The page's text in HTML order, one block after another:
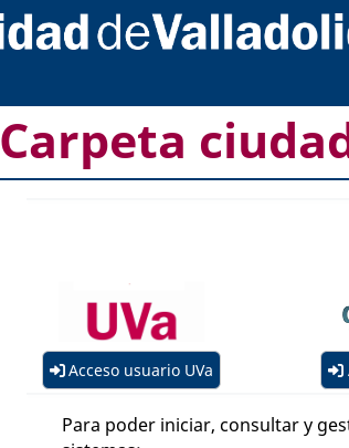
Carpeta
Acceso usuario UVa
Para poder iniciar, consultar y